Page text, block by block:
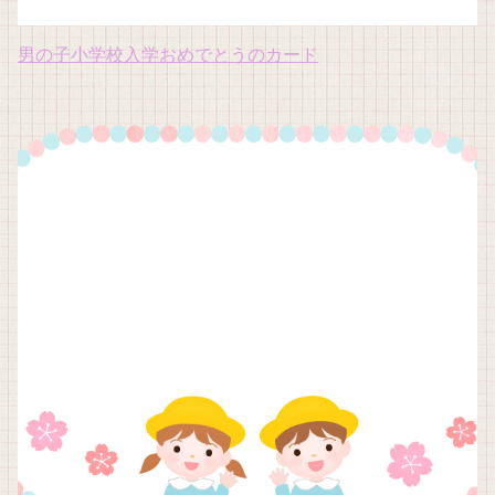
男の子小学校入学おめでとうのカード